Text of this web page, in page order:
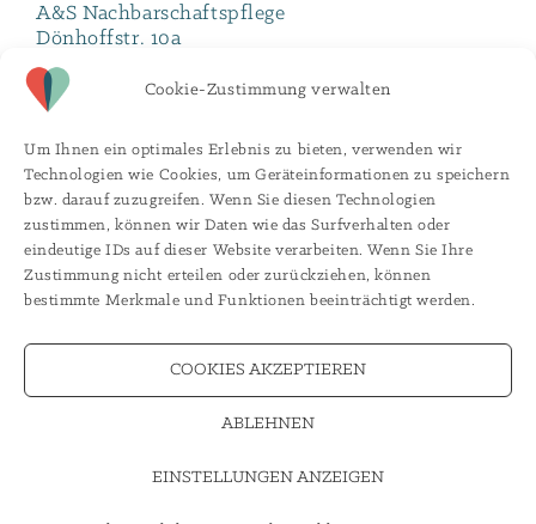
Cookie-Zustimmung verwalten
Um Ihnen ein optimales Erlebnis zu bieten, verwenden wir
Technologien wie Cookies, um Geräteinformationen zu speichern
bzw. darauf zuzugreifen. Wenn Sie diesen Technologien
zustimmen, können wir Daten wie das Surfverhalten oder
eindeutige IDs auf dieser Website verarbeiten. Wenn Sie Ihre
Zustimmung nicht erteilen oder zurückziehen, können
bestimmte Merkmale und Funktionen beeinträchtigt werden.
COOKIES AKZEPTIEREN
ABLEHNEN
EINSTELLUNGEN ANZEIGEN
A&S Nachbarschaftspflege
Dönhoffstr. 10a
10318 Berlin
Ansprechpartnerin: Christine Feser
Tel:
030 / 414 002 72
E-Mail:
karriere@nachbarschafts-pflege.de
Hierkannst du dir direkt den Flyer online
anschauen.
A&S Nachbarschaftspflege GmbH |